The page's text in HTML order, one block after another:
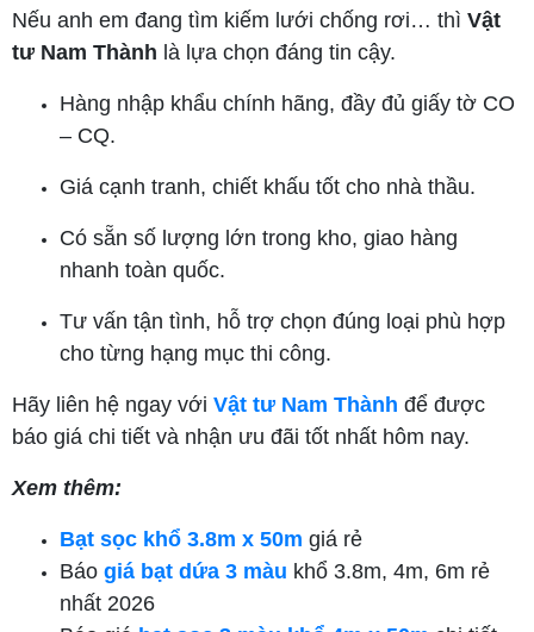
Nếu anh em đang tìm kiếm lưới chống rơi… thì Vật
tư Nam Thành là lựa chọn đáng tin cậy.
Hàng nhập khẩu chính hãng, đầy đủ giấy tờ CO
– CQ.
Giá cạnh tranh, chiết khấu tốt cho nhà thầu.
Có sẵn số lượng lớn trong kho, giao hàng
nhanh toàn quốc.
Tư vấn tận tình, hỗ trợ chọn đúng loại phù hợp
cho từng hạng mục thi công.
Hãy liên hệ ngay với Vật tư Nam Thành để được
báo giá chi tiết và nhận ưu đãi tốt nhất hôm nay.
Xem thêm:
Bạt sọc khổ 3.8m x 50m giá rẻ
Báo giá bạt dứa 3 màu khổ 3.8m, 4m, 6m rẻ
nhất 2026